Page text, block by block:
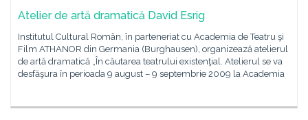
Atelier de artă dramatică David Esrig
Institutul Cultural Român, în parteneriat cu Academia de Teatru şi
Film ATHANOR din Germania (Burghausen), organizează atelierul
de artă dramatică „În căutarea teatrului existenţial. Atelierul se va
desfăşura în perioada 9 august – 9 septembrie 2009 la Academia